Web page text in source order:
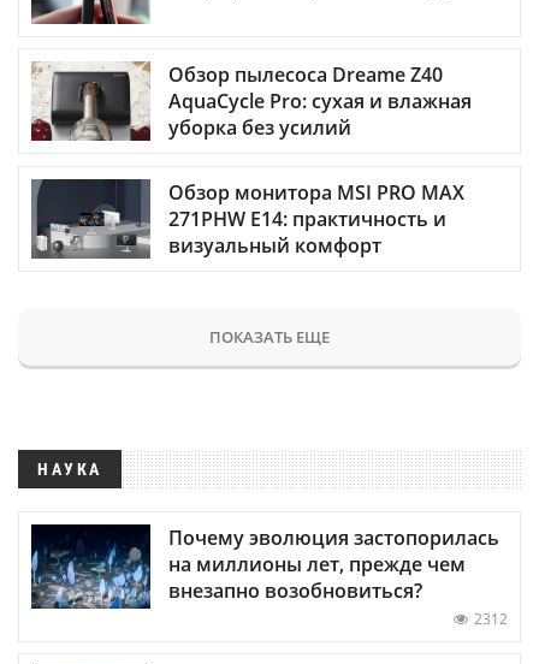
Обзор пылесоса Dreame Z40
AquaCycle Pro: сухая и влажная
уборка без усилий
Обзор монитора MSI PRO MAX
271PHW E14: практичность и
визуальный комфорт
ПОКАЗАТЬ ЕЩЕ
НАУКА
Почему эволюция застопорилась
на миллионы лет, прежде чем
внезапно возобновиться?
2312